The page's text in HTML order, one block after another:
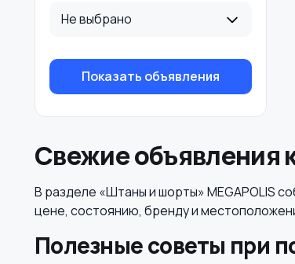
Не выбрано
Показать объявления
Свежие объявления
В разделе «Штаны и шорты» MEGAPOLIS
цене, состоянию, бренду и
Полезные советы при